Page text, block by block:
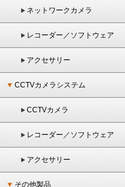
ネットワークカメラ
レコーダー／ソフトウェア
アクセサリー
CCTVカメラシステム
CCTVカメラ
レコーダー／ソフトウェア
アクセサリー
その他製品